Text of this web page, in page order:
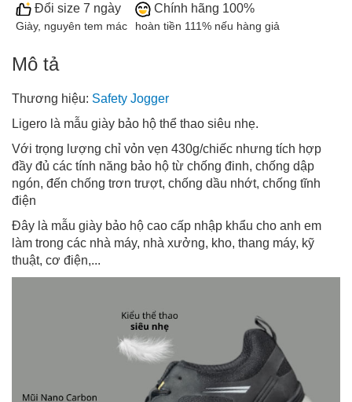
Đổi size 7 ngày
Giày, nguyên tem mác
Chính hãng 100%
hoàn tiền 111% nếu hàng giả
Mô tả
Thương hiệu: Safety Jogger
Ligero là mẫu giày bảo hộ thể thao siêu nhẹ.
Với trọng lượng chỉ vỏn vẹn 430g/chiếc nhưng tích hợp
đầy đủ các tính năng bảo hộ từ chống đinh, chống dập
ngón, đến chống trơn trượt, chống dầu nhớt, chống tĩnh
điện
Đây là mẫu giày bảo hộ cao cấp nhập khẩu cho anh em
làm trong các nhà máy, nhà xưởng, kho, thang máy, kỹ
thuật, cơ điện,...